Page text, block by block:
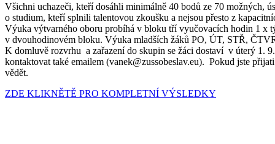
Všichni uchazeči, kteří dosáhli minimálně 40 bodů ze 70 možných,
o studium, kteří splnili talentovou zkoušku a nejsou přesto z
Výuka výtvarného oboru probíhá v bloku tří vyučovacích hodin 1 x
v dvouhodinovém bloku. Výuka mladších žáků PO, ÚT, STŘ,
K domluvě rozvrhu a zařazení do skupin se žáci dostaví v úterý 1.
kontaktovat také emailem (vanek@zussobeslav.eu). Pokud jste
vědět.
ZDE KLIKNĚTĚ PRO KOMPLETNÍ VÝSLEDKY